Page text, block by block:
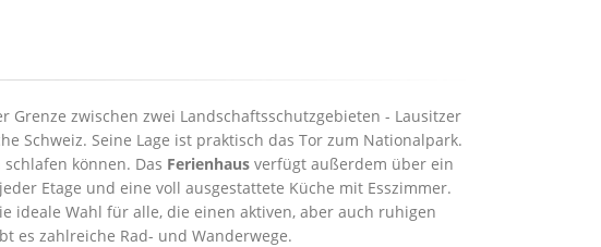
Grenze zwischen zwei Landschaftsschutzgebieten - Lausitzer
Schweiz. Seine Lage ist praktisch das Tor zum Nationalpark.
können. Das Ferienhaus verfügt außerdem über ein
Etage und eine voll ausgestattete Küche mit Esszimmer.
ideale Wahl für alle, die einen aktiven, aber auch ruhigen
es zahlreiche Rad- und Wanderwege.